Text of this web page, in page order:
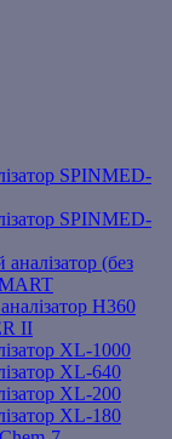
SPINMED-
SPINMED-
(без
Н360
ІІ
XL-1000
XL-640
XL-200
XL-180